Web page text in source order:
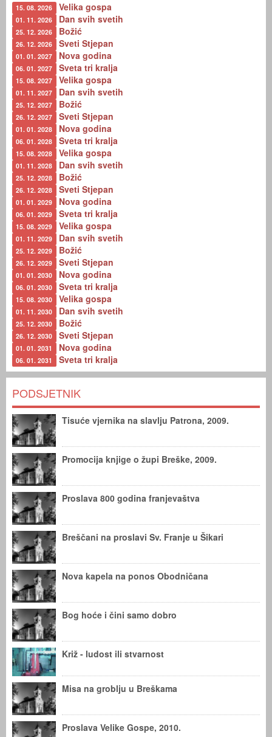
15. 08. 2026 Velika gospa
01. 11. 2026 Dan svih svetih
25. 12. 2026 Božić
26. 12. 2026 Sveti Stjepan
01. 01. 2027 Nova godina
06. 01. 2027 Sveta tri kralja
15. 08. 2027 Velika gospa
01. 11. 2027 Dan svih svetih
25. 12. 2027 Božić
26. 12. 2027 Sveti Stjepan
01. 01. 2028 Nova godina
06. 01. 2028 Sveta tri kralja
15. 08. 2028 Velika gospa
01. 11. 2028 Dan svih svetih
25. 12. 2028 Božić
26. 12. 2028 Sveti Stjepan
01. 01. 2029 Nova godina
06. 01. 2029 Sveta tri kralja
15. 08. 2029 Velika gospa
01. 11. 2029 Dan svih svetih
25. 12. 2029 Božić
26. 12. 2029 Sveti Stjepan
01. 01. 2030 Nova godina
06. 01. 2030 Sveta tri kralja
15. 08. 2030 Velika gospa
01. 11. 2030 Dan svih svetih
25. 12. 2030 Božić
26. 12. 2030 Sveti Stjepan
01. 01. 2031 Nova godina
06. 01. 2031 Sveta tri kralja
PODSJETNIK
Tisuće vjernika na slavlju Patrona, 2009.
Promocija knjige o župi Breške, 2009.
Proslava 800 godina franjevaštva
Breščani na proslavi Sv. Franje u Šikari
Nova kapela na ponos Obodničana
Bog hoće i čini samo dobro
Križ - ludost ili stvarnost
Misa na groblju u Breškama
Proslava Velike Gospe, 2010.